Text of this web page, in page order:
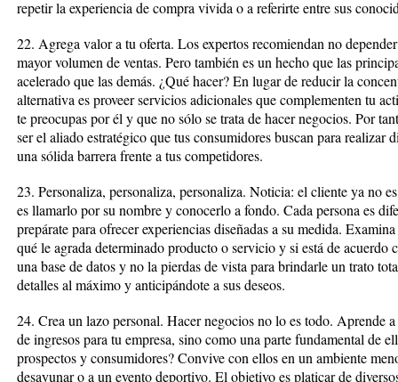
repetir la experiencia de compra vivida o a referirte entre sus
22. Agrega valor a tu oferta. Los expertos recomiendan no
mayor volumen de ventas. Pero también es un hecho que las
acelerado que las demás. ¿Qué hacer? En lugar de reducir la
alternativa es proveer servicios adicionales que complementen tu
te preocupas por él y que no sólo se trata de hacer negocios. Por
ser el aliado estratégico que tus consumidores buscan para realizar
una sólida barrera frente a tus competidores.
23. Personaliza, personaliza, personaliza. Noticia: el cliente ya no
es llamarlo por su nombre y conocerlo a fondo. Cada persona es
prepárate para ofrecer experiencias diseñadas a su medida.
qué le agrada determinado producto o servicio y si está de
una base de datos y no la pierdas de vista para brindarle un trato
detalles al máximo y anticipándote a sus deseos.
24. Crea un lazo personal. Hacer negocios no lo es todo. Aprende
de ingresos para tu empresa, sino como una parte fundamental de
prospectos y consumidores? Convive con ellos en un ambiente
desayunar o a un evento deportivo. El objetivo es platicar de